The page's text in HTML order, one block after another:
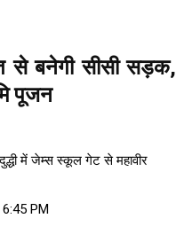
से बनेगी सीसी सड़क,
पूजन
में जेम्स स्कूल गेट से महावीर
PM